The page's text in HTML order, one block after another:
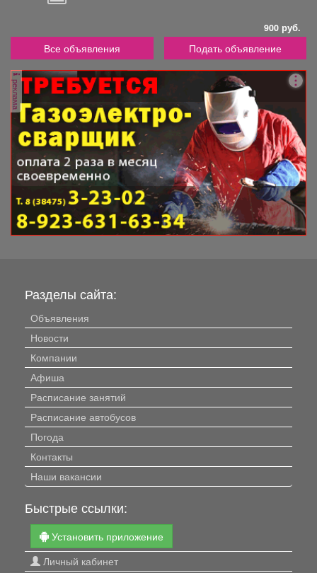
900 руб.
Все объявления Подать объявление
реклама
Разделы сайта:
Объявления
Новости
Компании
Афиша
Расписание занятий
Расписание автобусов
Погода
Контакты
Наши вакансии
Быстрые ссылки:
Установить приложение
Личный кабинет